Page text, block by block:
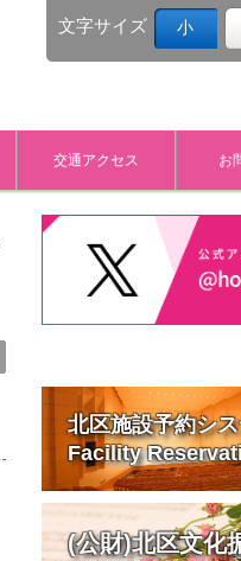
文字サイズ 小
交通アクセス お
北区施設予約シ
Facility
(公財)北区文化